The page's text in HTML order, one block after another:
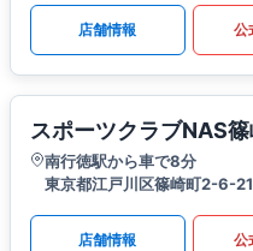
店舗情報 公
スポーツクラブNAS
南行徳駅から車で8分
東京都江戸川区篠崎町2-6-21
店舗情報 公